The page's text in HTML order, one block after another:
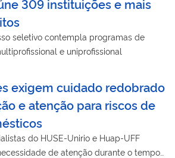
309 instituições e mais
seletivo contempla programas de
e uniprofissional
exigem cuidado redobrado
e atenção para riscos de
do HUSE-Unirio e Huap-UFF
de atenção durante o tempo